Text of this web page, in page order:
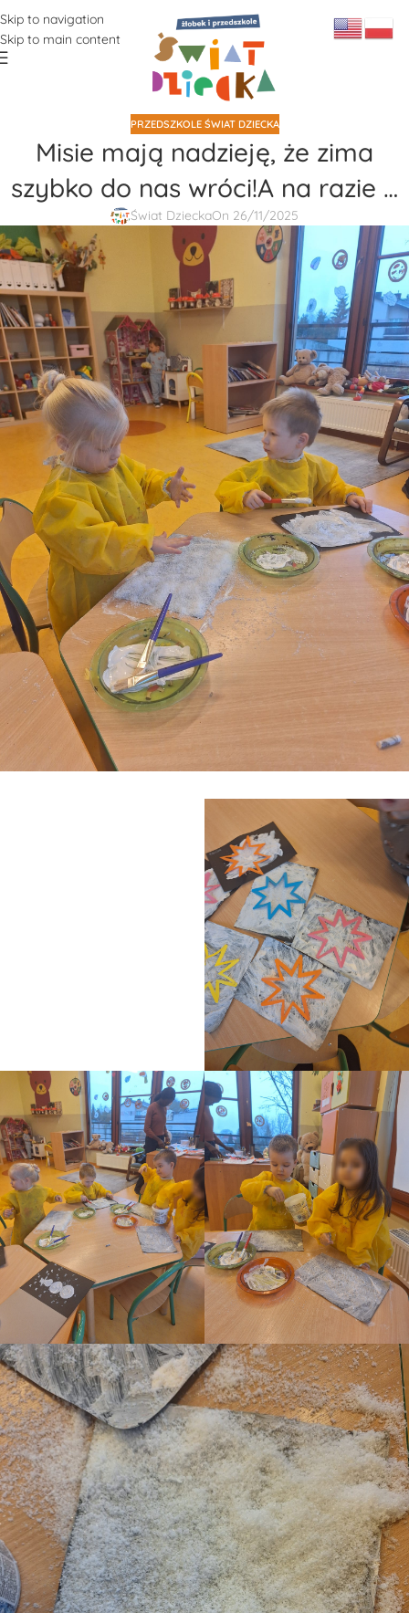
Skip to navigation
Skip to main content
PRZEDSZKOLE ŚWIAT DZIECKA
Misie mają nadzieję, że zima
szybko do nas wróci!A na razie …
Świat DzieckaOn 26/11/2025